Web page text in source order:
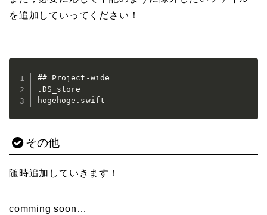
を追加していってください！
## Project-wide
.DS_store
hogehoge.swift
その他
随時追加していきます！
comming soon…